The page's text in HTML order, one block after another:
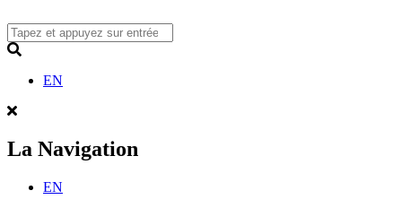
to
content
EN
La Navigation
EN